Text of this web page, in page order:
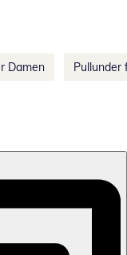
Damen Pullunder